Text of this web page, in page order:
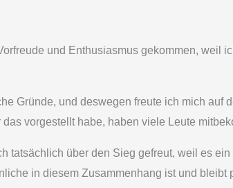
und Enthusiasmus gekommen, weil
Gründe, und deswegen freute ich mich auf
vorgestellt habe, haben viele Leute
tatsächlich über den Sieg gefreut, weil es
in diesem Zusammenhang ist und bleibt